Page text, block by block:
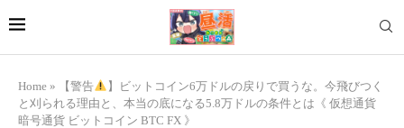
Home » 【警告
】ビットコイン6万ドルの戻りで買うな。今飛びつく
と刈られる理由と、本当の底になる5.8万ドルの条件とは《 仮想通貨
暗号通貨 ビットコイン BTC FX 》